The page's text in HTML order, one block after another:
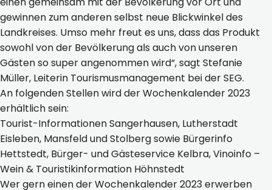
gewinnen zum anderen selbst neue Blickwinkel des
Landkreises. Umso mehr freut es uns, dass das Produkt
sowohl von der Bevölkerung als auch von unseren
Gästen so super angenommen wird“, sagt Stefanie
Müller, Leiterin Tourismusmanagement bei der SEG.
An folgenden Stellen wird der Wochenkalender 2023
erhältlich sein:
Tourist-Informationen Sangerhausen, Lutherstadt
Eisleben, Mansfeld und Stolberg sowie Bürgerinfo
Hettstedt, Bürger- und Gästeservice Kelbra, Vinoinfo –
Wein & Touristikinformation Höhnstedt
Wer gern einen der Wochenkalender 2023 erwerben